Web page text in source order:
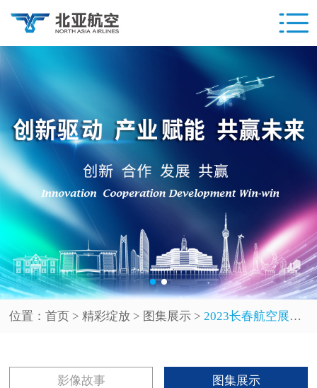
位置：首页 > 精彩绽放 > 图集展示 >2023长春航空展开幕
影像故事 图集展示